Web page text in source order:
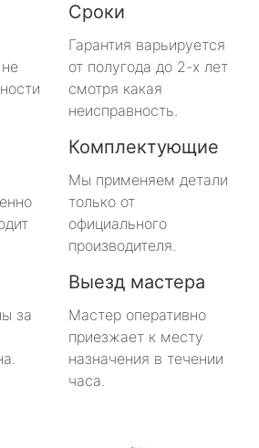
Сроки
Гарантия варьируется
от полугода до 2-х лет
смотря какая
неисправность.
Комплектующие
Мы применяем детали
только от
официального
производителя.
за
Выезд мастера
Мастер оперативно
приезжает к месту
назначения в течении
часа.